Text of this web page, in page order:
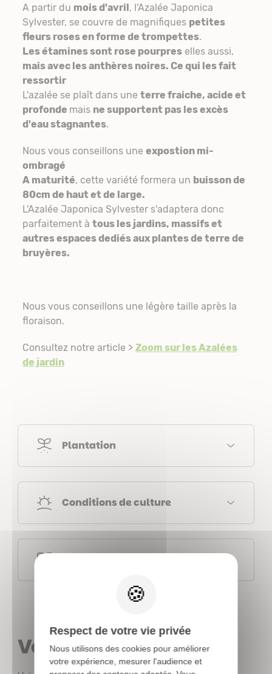
A partir du mois d'avril, l'Azalée Japonica
Sylvester, se couvre de magnifiques petites
fleurs roses en forme de trompettes.
Les étamines sont rose pourpreselles aussi,
mais avec les anthères noires. Ce qui les fait
ressortir
L'azalée se plaît dans une terre fraiche, acide et
profonde mais ne supportent pas les excès
d'eau stagnantes.
Nous vous conseillons une expostion mi-
ombragé
A maturité, cette variété formera un buisson de
80cm de haut et de large.
L'Azalée Japonica Sylvester s'adaptera donc
parfaitement à tous les jardins, massifs et
autres espaces dediés aux plantes de terre de
bruyères.
Nous vous conseillons une légère taille après la
floraison.
Consultez notre article > Zoom sur les Azalées
de jardin
Plantation
Conditions de culture
Vous aimerez aussi
Respect de votre vie privée
Nous utilisons des cookies pour améliorer
votre expérience, mesurer l'audience et